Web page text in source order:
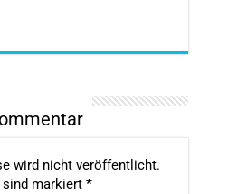
wird nicht veröffentlicht.
sind markiert *